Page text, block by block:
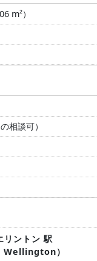
m²）
相談可）
リントン 駅
）